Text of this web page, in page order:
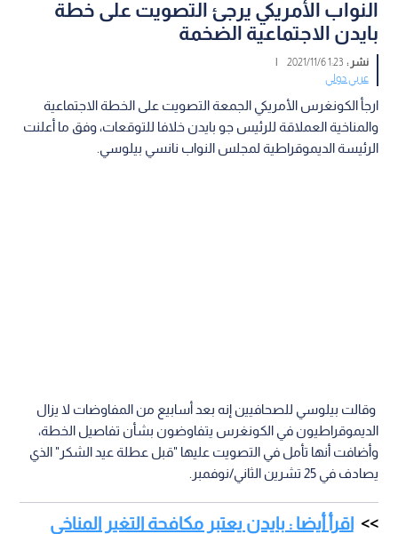
النواب الأمريكي يرجئ التصويت على خطة
بايدن الاجتماعية الضخمة
نشر :1:23 2021/11/6
|
عربي دولي
ارجأ الكونغرس الأمريكي الجمعة التصويت على الخطة الاجتماعية
والمناخية العملاقة للرئيس جو بايدن خلافا للتوقعات، وفق ما أعلنت
الرئيسة الديموقراطية لمجلس النواب نانسي بيلوسي.
وقالت بيلوسي للصحافيين إنه بعد أسابيع من المفاوضات لا يزال
الديموقراطيون في الكونغرس يتفاوضون بشأن تفاصيل الخطة،
وأضافت أنها تأمل في التصويت عليها "قبل عطلة عيد الشكر" الذي
يصادف في 25 تشرين الثاني/نوفمبر.
اقرأ أيضا : بايدن يعتبر مكافحة التغير المناخي